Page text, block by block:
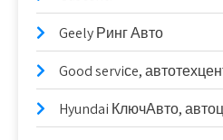
Geely Ринг Авто
Good serviсe,
Hyundai КлючАвто,